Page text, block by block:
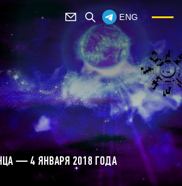
ENG
— 4 ЯНВАРЯ 2018 ГОДА